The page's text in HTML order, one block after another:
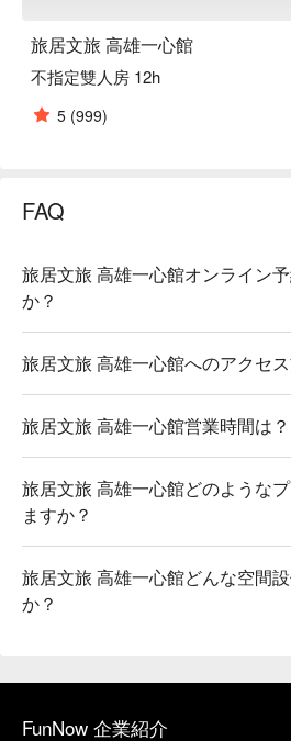
旅居文旅 高雄一心館
不指定雙人房 12h
5 (999)
FAQ
旅居文旅 高雄一心館オンライン
か？
旅居文旅 高雄一心館へのアクセ
旅居文旅 高雄一心館営業時間は？
旅居文旅 高雄一心館どのような
ますか？
旅居文旅 高雄一心館どんな空間
か？
FunNow 企業紹介